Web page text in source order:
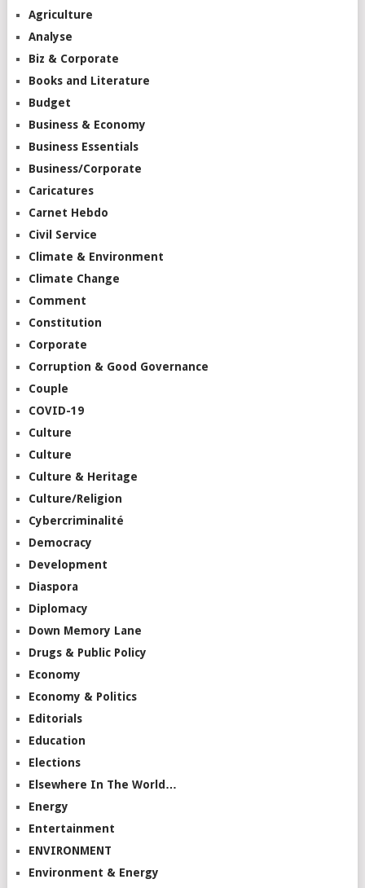
Agriculture
Analyse
Biz & Corporate
Books and Literature
Budget
Business & Economy
Business Essentials
Business/Corporate
Caricatures
Carnet Hebdo
Civil Service
Climate & Environment
Climate Change
Comment
Constitution
Corporate
Corruption & Good Governance
Couple
COVID-19
Culture
Culture
Culture & Heritage
Culture/Religion
Cybercriminalité
Democracy
Development
Diaspora
Diplomacy
Down Memory Lane
Drugs & Public Policy
Economy
Economy & Politics
Editorials
Education
Elections
Elsewhere In The World…
Energy
Entertainment
ENVIRONMENT
Environment & Energy